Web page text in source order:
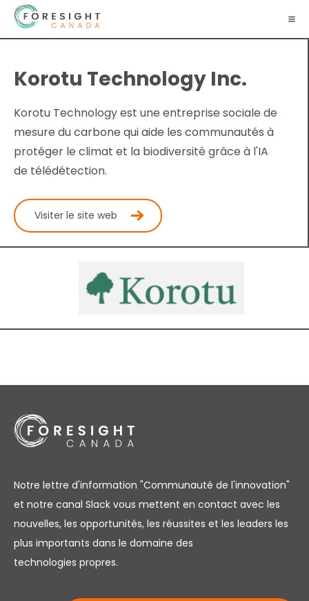
Korotu Technology Inc.
Korotu Technology est une entreprise sociale de
mesure du carbone qui aide les communautés à
protéger le climat et la biodiversité grâce à l'IA
de télédétection.
Visiter le site web
Notre lettre d'information "Communauté de l'innovation"
et notre canal Slack vous mettent en contact avec les
nouvelles, les opportunités, les réussites et les leaders les
plus importants dans le domaine des
technologies propres.